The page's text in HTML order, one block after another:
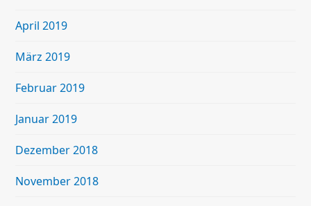
April 2019
März 2019
Februar 2019
Januar 2019
Dezember 2018
November 2018